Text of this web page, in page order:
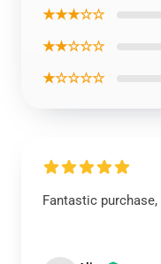
★★★☆☆
★★☆☆☆
★☆☆☆☆
Fantastic